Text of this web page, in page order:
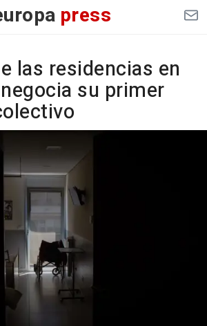
press
las residencias en
su primer